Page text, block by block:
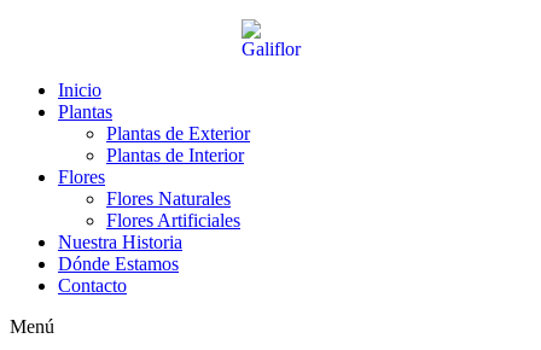
Inicio
Plantas
Plantas de Exterior
Plantas de Interior
Flores
Flores Naturales
Flores Artificiales
Nuestra Historia
Dónde Estamos
Contacto
Menú